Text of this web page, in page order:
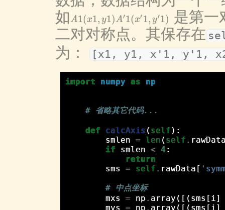
如A1(x1, y1)A′1(x′1, y′1)
A1(x1,y1)A′ 1(x′1,y′1)
是第一
二对对称点。其保存在
为： [x1, y1, x'1, y'1,
import numpy as np
# 省略其它代码...
def calcAxis ( self):
smlen = len ( self .
if
smlen < 4 :
return
sms
= self . rawData [
# 中点坐标
mxs
= np . array ([( sms [ i]
mys
= np . array ([( sms [ i]